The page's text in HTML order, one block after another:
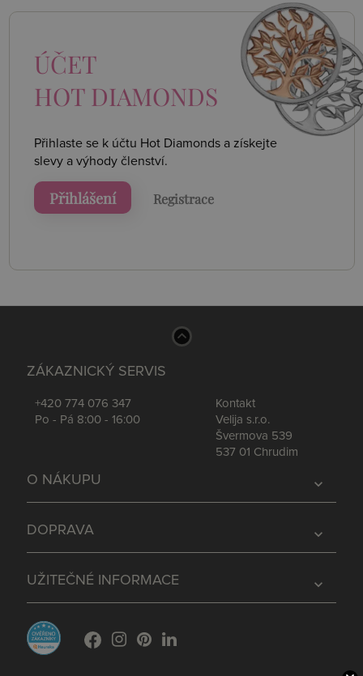
ÚČET
HOT DIAMONDS
Přihlaste se k účtu Hot Diamonds a získejte
slevy a výhody členství.
Přihlášení Registrace
ZÁKAZNICKÝ SERVIS
+420 774 076 347
Po - Pá 8:00 - 16:00
Kontakt
Velija s.r.o.
Švermova 539
537 01 Chrudim
expand_more
O NÁKUPU
expand_more
DOPRAVA
expand_more
UŽITEČNÉ INFORMACE